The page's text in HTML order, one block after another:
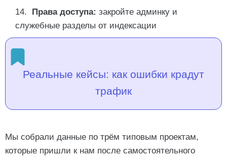
Права доступа: закройте админку и
служебные разделы от индексации
Реальные кейсы: как ошибки крадут
трафик
Мы собрали данные по трём типовым проектам,
которые пришли к нам после самостоятельного